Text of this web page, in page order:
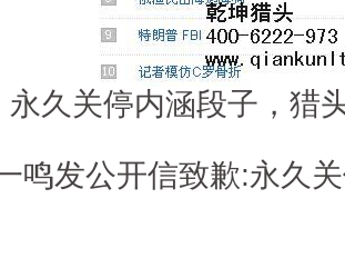
关停内涵段子，猎
发公开信致歉:永久关